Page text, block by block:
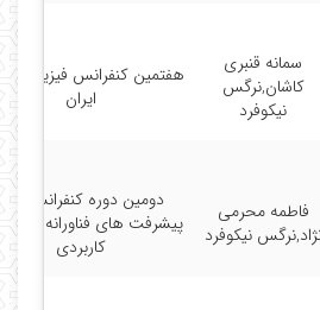
سمانه قنبری
کاشان,نرگس
نیکوفرد
هفتمین کنفرانس فیزیک
ایران
فاطمه محرمی
نیکوفرد
دومین دوره کنفرانس
پیشرفت های فناورانه در
کاربردی